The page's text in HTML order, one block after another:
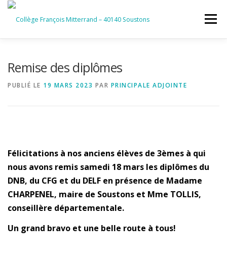
Aller
contenu
Menu
Remise des diplômes
PUBLIÉ LE 19 MARS 2023 PAR PRINCIPALE ADJOINTE
Félicitations à nos anciens élèves de 3èmes à qui
nous avons remis samedi 18 mars les diplômes du
DNB, du CFG et du DELF en présence de Madame
CHARPENEL, maire de Soustons et Mme TOLLIS,
conseillère départementale.
Un grand bravo et une belle route à tous!